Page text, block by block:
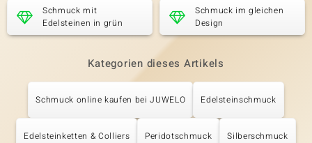
Schmuck mit
Edelsteinen in grün
Schmuck im gleichen
Design
Kategorien dieses Artikels
Schmuck online kaufen bei JUWELO Edelsteinschmuck
Edelsteinketten & Colliers Peridotschmuck Silberschmuck